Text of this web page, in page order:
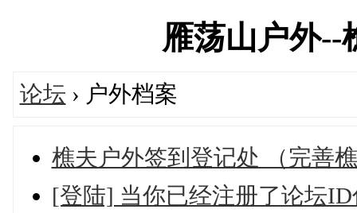
雁荡山户外--
论坛 › 户外档案
樵夫户外签到登记处 （完善
[登陆] 当你已经注册了论坛